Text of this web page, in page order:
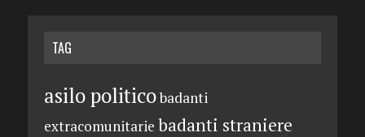
TAG
asilo politicobadanti
extracomunitarie badanti straniere